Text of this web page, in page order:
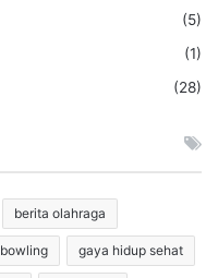
(5)
(1)
(28)
berita olahraga
bowling gaya hidup sehat